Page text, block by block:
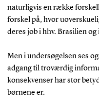
naturligvis en række
forskel på, hvor
deres job i hhv. Brasilien
Men i undersøgelsen ses
adgang til troværdig
konsekvenser har stor
børnene er.